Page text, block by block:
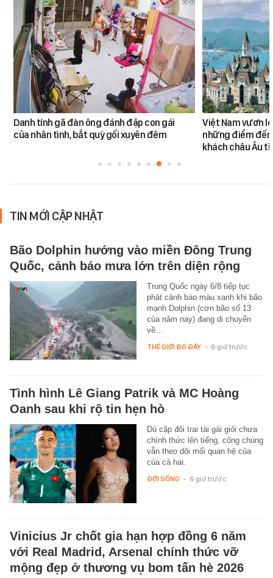
Danh tính gã đàn ông đánh đập con gái
của nhân tình, bắt quỳ gối xuyên đêm
Việt Nam vươn
những điểm
khách châu Âu
TIN MỚI CẬP NHẬT
Bão Dolphin hướng vào miền Đông Trung
Quốc, cảnh báo mưa lớn trên diện rộng
Trung Quốc ngày 6/8 tiếp tục
phát cảnh báo màu xanh khi bão
mạnh Dolphin (cơn bão số 13
của năm nay) đang di chuyển
về…
THẾ GIỚI ĐÓ ĐÂY - 6 giờ trước
Tình hình Lê Giang Patrik và MC Hoàng
Oanh sau khi rộ tin hẹn hò
Dù cặp đôi trai tài gái giỏi chưa
chính thức lên tiếng, công chúng
vẫn theo dõi mối quan hệ của
của cả hai.
ĐỜI SỐNG - 6 giờ trước
Vinicius Jr chốt gia hạn hợp đồng 6 năm
với Real Madrid, Arsenal chính thức vỡ
mộng đẹp ở thương vụ bom tấn hè 2026